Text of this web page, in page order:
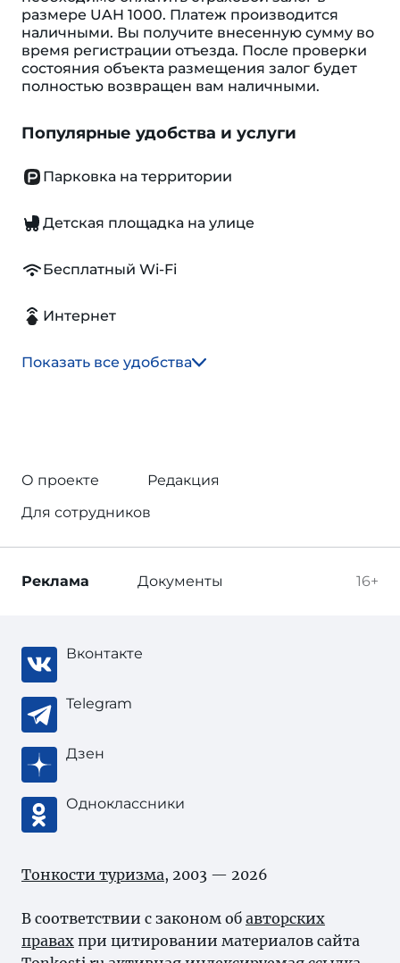
размере UAH 1000. Платеж производится
наличными. Вы получите внесенную сумму во
время регистрации отъезда. После проверки
состояния объекта размещения залог будет
полностью возвращен вам наличными.
Популярные удобства и услуги
Парковка на территории
Детская площадка на улице
Бесплатный Wi-Fi
Интернет
Показать все удобства
О проекте
Редакция
Для сотрудников
16+
Реклама Документы
Вконтакте
Telegram
Дзен
Одноклассники
Тонкости туризма, 2003 — 2026
В соответствии с законом об авторских
правах при цитировании материалов сайта